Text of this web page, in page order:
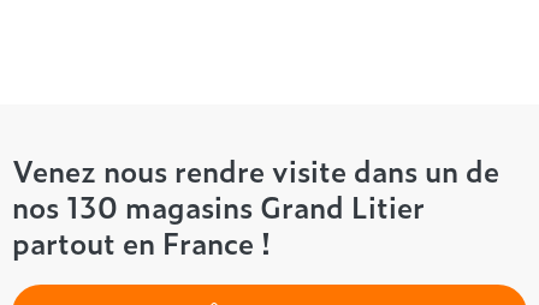
Venez nous rendre visite dans un de
nos 130 magasins Grand Litier
partout en France !